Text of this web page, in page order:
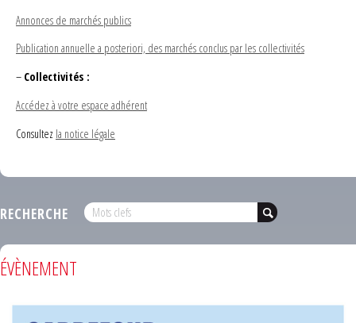
Annonces de marchés publics
Publication annuelle a posteriori, des marchés conclus par les collectivités
– Collectivités :
Accédez à votre espace adhérent
Consultez la notice légale
RECHERCHE
ÉVÈNEMENT